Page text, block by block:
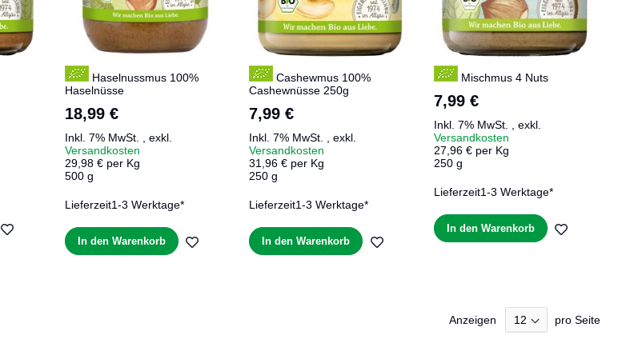
WUNSCHLISTE
Haselnussmus 100%
Haselnüsse
18,99 €
Inkl. 7% MwSt. , exkl.
Versandkosten
29,98 € per Kg
500 g
Lieferzeit1-3 Werktage*
In den Warenkorb
Cashewmus 100%
Cashewnüsse 250g
7,99 €
Inkl. 7% MwSt. ,exkl.
Versandkosten
31,96 € per Kg
250 g
Lieferzeit1-3 Werktage*
In den Warenkorb ZUR
Mischmus 4 Nuts
7,99 €
Inkl. 7% MwSt. ,exkl.
Versandkosten
27,96 € per Kg
250 g
Lieferzeit1-3 Werktage*
In den Warenkorb
Anzeigen pro Seite